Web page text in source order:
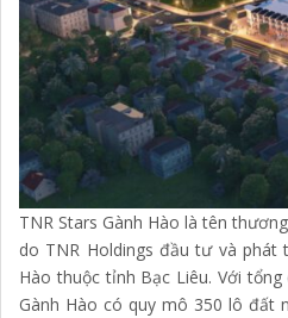
TNR Stars Gành Hào là tên
do TNR Holdings đầu tư và
Hào thuộc tỉnh Bạc Liêu. Với
Gành Hào có quy mô 350 lô đất